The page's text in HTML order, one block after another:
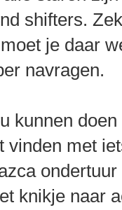
shifters.
je daar
navragen.
kunnen
vinden met
knikje naar